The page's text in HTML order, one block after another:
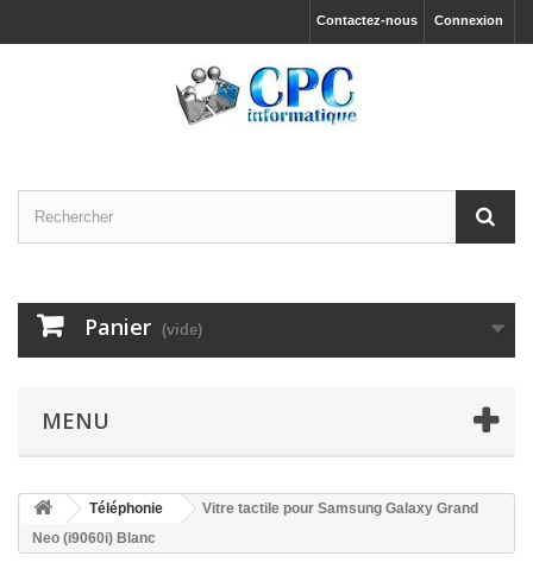
Connexion
Contactez-nous
Panier (vide)
MENU
Téléphonie
Vitre tactile pour Samsung Galaxy Grand
Neo (i9060i) Blanc